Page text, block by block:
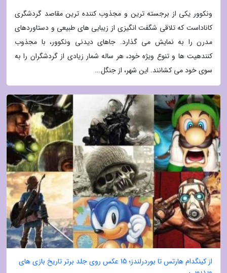
ونکوور یکی از برجسته ترین و مجذوب کننده ترین مقاصد گردشگری
کاناداست که تلاقی شگفت انگیزی از زیبایی های طبیعی و دستاوردهای
مدرن را به نمایش می گذارد. جاهای دیدنی ونکوور، با مجذوب
کنندهیت ها و تنوع ویژه خود، هر ساله شمار زیادی از گردشگران را به
سوی خود می کشانند. این شهر، از جنگل...
از کینگدام هارتس تا بوردرلندز؛ 15 عکس روی جلد برتر تاریخ بازی های